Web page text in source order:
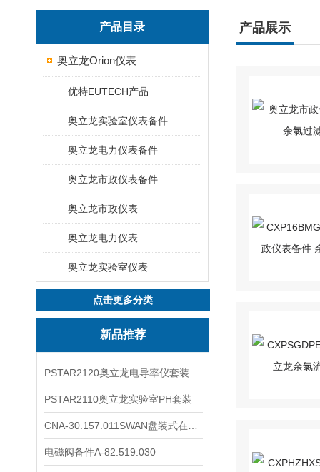
产品目录
奥立龙Orion仪表
优特EUTECH产品
奥立龙实验室仪表备件
奥立龙电力仪表备件
奥立龙市政仪表备件
奥立龙市政仪表
奥立龙电力仪表
奥立龙实验室仪表
点击更多分类
新品推荐
PSTAR2120奥立龙电导率仪套装
PSTAR2110奥立龙实验室PH套装
电磁阀备件A-82.519.030
产品展示